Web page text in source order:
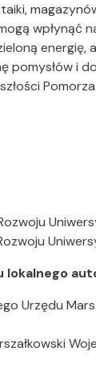
wpłynąć
energię,
pomysłów i
Pomorza.
lokalnego
Urzędu